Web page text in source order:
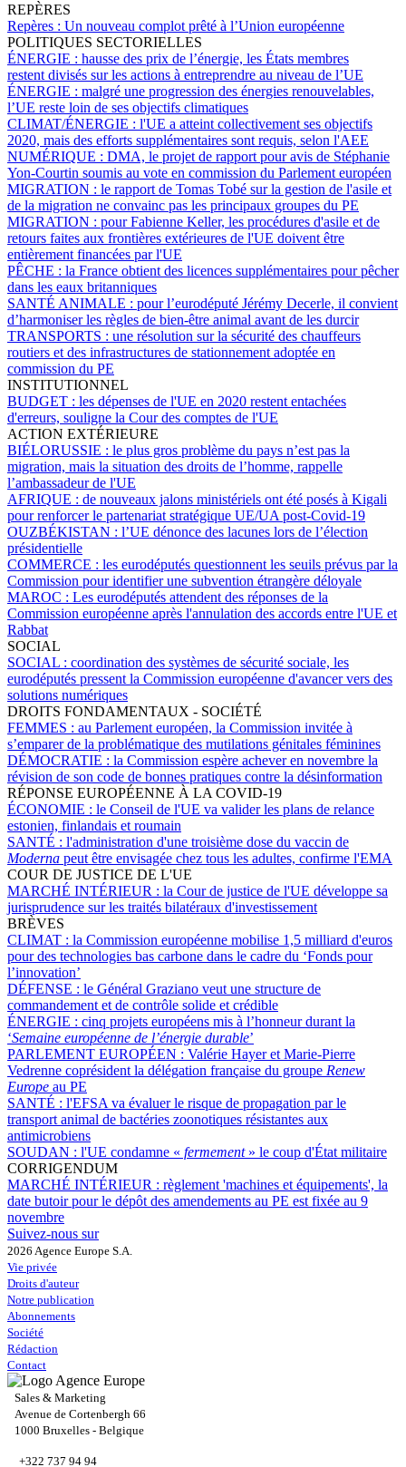
REPÈRES
Repères : Un nouveau complot prêté à l’Union européenne
POLITIQUES SECTORIELLES
ÉNERGIE : hausse des prix de l’énergie, les États membres
restent divisés sur les actions à entreprendre au niveau de l’UE
ÉNERGIE : malgré une progression des énergies renouvelables,
l’UE reste loin de ses objectifs climatiques
CLIMAT/ÉNERGIE : l'UE a atteint collectivement ses objectifs
2020, mais des efforts supplémentaires sont requis, selon l'AEE
NUMÉRIQUE : DMA, le projet de rapport pour avis de Stéphanie
Yon-Courtin soumis au vote en commission du Parlement européen
MIGRATION : le rapport de Tomas Tobé sur la gestion de l'asile et
de la migration ne convainc pas les principaux groupes du PE
MIGRATION : pour Fabienne Keller, les procédures d'asile et de
retours faites aux frontières extérieures de l'UE doivent être
entièrement financées par l'UE
PÊCHE : la France obtient des licences supplémentaires pour pêcher
dans les eaux britanniques
SANTÉ ANIMALE : pour l’eurodéputé Jérémy Decerle, il convient
d’harmoniser les règles de bien-être animal avant de les durcir
TRANSPORTS : une résolution sur la sécurité des chauffeurs
routiers et des infrastructures de stationnement adoptée en
commission du PE
INSTITUTIONNEL
BUDGET : les dépenses de l'UE en 2020 restent entachées
d'erreurs, souligne la Cour des comptes de l'UE
ACTION EXTÉRIEURE
BIÉLORUSSIE : le plus gros problème du pays n’est pas la
migration, mais la situation des droits de l’homme, rappelle
l’ambassadeur de l'UE
AFRIQUE : de nouveaux jalons ministériels ont été posés à Kigali
pour renforcer le partenariat stratégique UE/UA post-Covid-19
OUZBÉKISTAN : l’UE dénonce des lacunes lors de l’élection
présidentielle
COMMERCE : les eurodéputés questionnent les seuils prévus par la
Commission pour identifier une subvention étrangère déloyale
MAROC : Les eurodéputés attendent des réponses de la
Commission européenne après l'annulation des accords entre l'UE et
Rabbat
SOCIAL
SOCIAL : coordination des systèmes de sécurité sociale, les
eurodéputés pressent la Commission européenne d'avancer vers des
solutions numériques
DROITS FONDAMENTAUX - SOCIÉTÉ
FEMMES : au Parlement européen, la Commission invitée à
s’emparer de la problématique des mutilations génitales féminines
DÉMOCRATIE : la Commission espère achever en novembre la
révision de son code de bonnes pratiques contre la désinformation
RÉPONSE EUROPÉENNE À LA COVID-19
ÉCONOMIE : le Conseil de l'UE va valider les plans de relance
estonien, finlandais et roumain
SANTÉ : l'administration d'une troisième dose du vaccin de
Moderna peut être envisagée chez tous les adultes, confirme l'EMA
COUR DE JUSTICE DE L'UE
MARCHÉ INTÉRIEUR : la Cour de justice de l'UE développe sa
jurisprudence sur les traités bilatéraux d'investissement
BRÈVES
CLIMAT : la Commission européenne mobilise 1,5 milliard d'euros
pour des technologies bas carbone dans le cadre du ‘Fonds pour
l’innovation’
DÉFENSE : le Général Graziano veut une structure de
commandement et de contrôle solide et crédible
ÉNERGIE : cinq projets européens mis à l’honneur durant la
‘Semaine européenne de l’énergie durable’
PARLEMENT EUROPÉEN : Valérie Hayer et Marie-Pierre
Vedrenne coprésident la délégation française du groupe Renew
Europe au PE
SANTÉ : l'EFSA va évaluer le risque de propagation par le
transport animal de bactéries zoonotiques résistantes aux
antimicrobiens
SOUDAN : l'UE condamne « fermement » le coup d'État militaire
CORRIGENDUM
MARCHÉ INTÉRIEUR : règlement 'machines et équipements', la
date butoir pour le dépôt des amendements au PE est fixée au 9
novembre
Suivez-nous sur
2026 Agence Europe S.A.
Vie privée
Droits d'auteur
Notre publication
Abonnements
Société
Rédaction
Contact
Sales & Marketing
Avenue de Cortenbergh 66
1000 Bruxelles - Belgique
+322 737 94 94